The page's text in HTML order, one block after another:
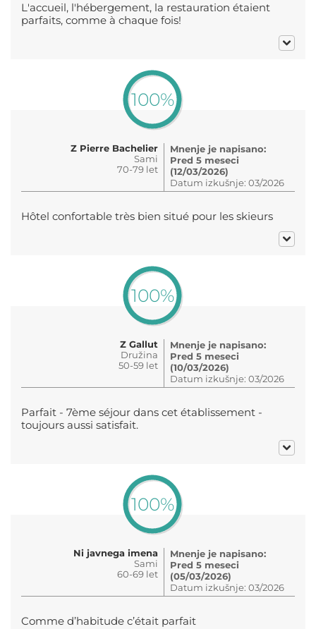
L'accueil, l'hébergement, la restauration étaient
parfaits, comme à chaque fois!
100%
Z Pierre Bachelier
Sami
70-79 let
Mnenje je napisano:
Pred 5 meseci
(12/03/2026)
Datum izkušnje: 03/2026
Hôtel confortable très bien situé pour les skieurs
100%
Z Gallut
Družina
50-59 let
Mnenje je napisano:
Pred 5 meseci
(10/03/2026)
Datum izkušnje: 03/2026
Parfait - 7ème séjour dans cet établissement -
toujours aussi satisfait.
100%
Ni javnega imena
Sami
60-69 let
Mnenje je napisano:
Pred 5 meseci
(05/03/2026)
Datum izkušnje: 03/2026
Comme d’habitude c’était parfait